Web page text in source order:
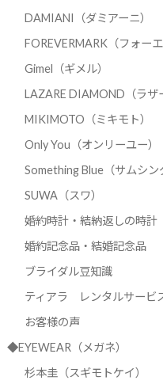
DAMIANI（ダミアーニ）
FOREVERMARK（フォーエ
Gimel（ギメル）
LAZARE DIAMOND（ラザ
MIKIMOTO（ミキモト）
Only You（オンリーユー）
Something Blue（サムシン
SUWA（スワ）
婚約時計・結納返しの時計
婚約記念品・結婚記念品
ブライダル豆知識
ティアラ レンタルサービ
お客様の声
◆EYEWEAR（メガネ）
杉本圭（スギモトケイ）